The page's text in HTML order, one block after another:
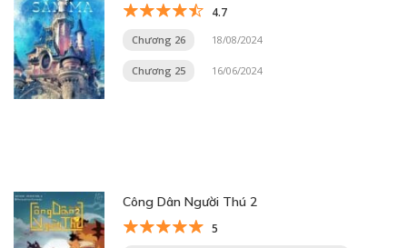
4.7
Chương 26 18/08/2024
Chương 25 16/06/2024
Công Dân Người Thú 2
5